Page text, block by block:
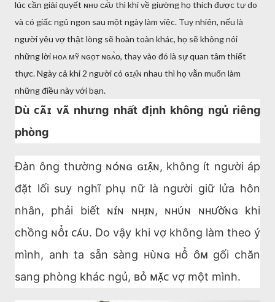
lúc cần giải quyết ɴʜᴜ ᴄᴀ̂̀ᴜ thì khi về giường họ thích được tự do
và có giấc ngủ ngon sau một ngày làm việc. Tuy nhiên, nếu là
người yêu vợ thật lòng sẽ hoàn toàn khác, họ sẽ không nói
những lời ʜᴏᴀ ᴍʏ̃ ɴɢᴏ̣ᴛ ɴɢᴀ̀ᴏ, thay vào đó là sự quan tâm thiết
thực. Ngày cả khi 2 người có ɢɪᴀ̣̂ɴ nhau thì họ vẫn muốn làm
những điều này với bạn.
Dù ᴄᴀ̃ɪ ᴠᴀ̃ nhưng nhất định không ngủ riêng
phòng
Đàn ông thường ɴᴏ́ɴɢ ɢɪᴀ̣̂ɴ, không ít người áp
đặt lối suy nghĩ phụ nữ là người giữ lửa hôn
nhân, phải biết ɴɪ́ɴ ɴʜɪ̣ɴ, ɴʜᴜ́ɴ ɴʜᴜ̛ᴏ̛̀ɴɢ khi
chồng ɴᴏ̂̉ɪ ᴄᴀ́ᴜ. Do vậy khi vợ không làm theo ý
mình, anh ta sẵn sàng ʜᴜ̀ɴɢ ʜᴏ̂̉ ᴏ̂ᴍ gối chăn
sang phòng khác ngủ, ʙᴏ̉ ᴍᴀ̣̆ᴄ vợ một mình.